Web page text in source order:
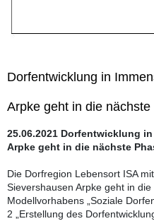
Dorfentwicklung in
Arpke geht in die nächste
25.06.2021 Dorfentwicklung
Arpke geht in die nächste
Die Dorfregion Lebensort ISA
Sievershausen Arpke geht in
Modellvorhabens „Soziale
2 „Erstellung des